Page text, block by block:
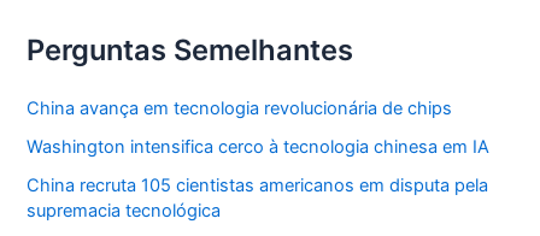
Perguntas Semelhantes
China avança em tecnologia revolucionária de chips
Washington intensifica cerco à tecnologia chinesa em IA
China recruta 105 cientistas americanos em disputa pela
supremacia tecnológica